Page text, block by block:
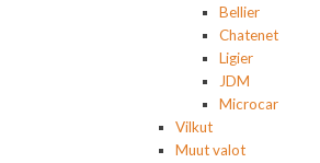
Bellier
Chatenet
Ligier
JDM
Microcar
Vilkut
Muut valot